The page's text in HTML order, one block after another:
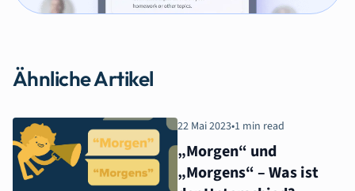
Ähnliche Artikel
22 Mai 2023•1 min read
„Morgen“ und
„Morgens“ – Was ist